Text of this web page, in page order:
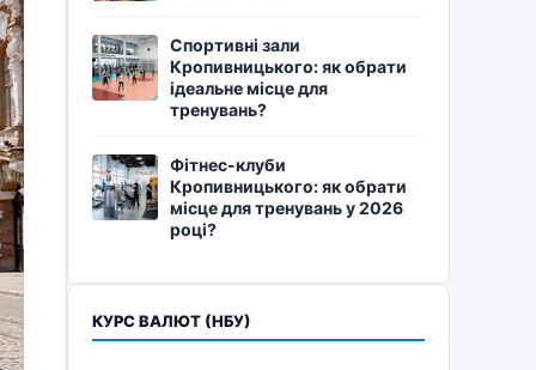
Спортивні зали
Кропивницького: як обрати
ідеальне місце для
тренувань?
Фітнес-клуби
Кропивницького: як обрати
місце для тренувань у 2026
році?
КУРС ВАЛЮТ (НБУ)